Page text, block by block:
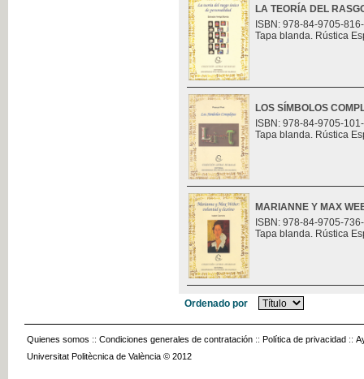
LA TEORÍA DEL
ISBN: 978-84-9705-
Tapa blanda. Rústica
LOS SÍMBOLOS
ISBN: 978-84-9705-
Tapa blanda. Rústica
MARIANNE Y MAX
ISBN: 978-84-9705-
Tapa blanda. Rústica
Ordenado por
Quienes somos :: Condiciones generales de contratación :: Política de privacidad ::
Universitat Politècnica de València © 2012